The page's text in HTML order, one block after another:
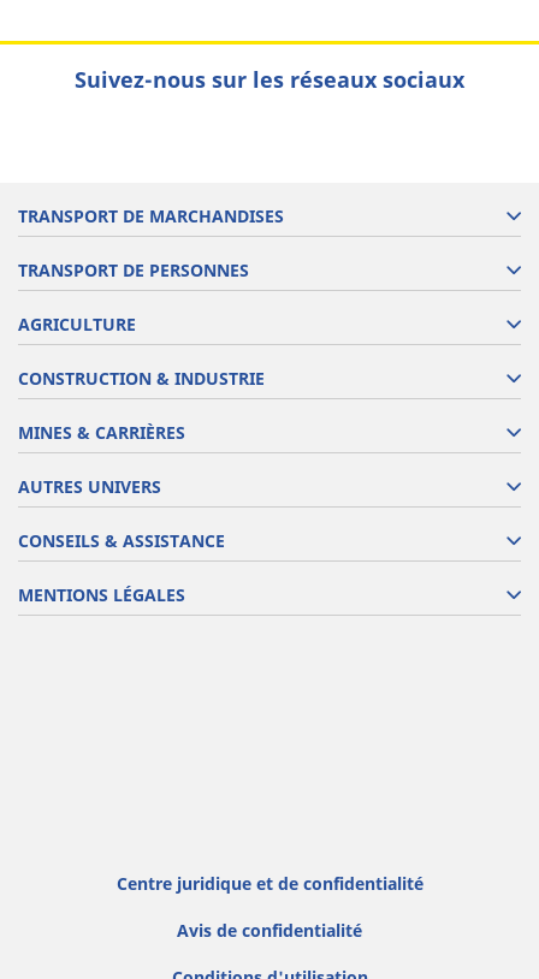
Suivez-nous sur les réseaux sociaux
TRANSPORT DE MARCHANDISES
TRANSPORT DE PERSONNES
AGRICULTURE
CONSTRUCTION & INDUSTRIE
MINES & CARRIÈRES
AUTRES UNIVERS
CONSEILS & ASSISTANCE
MENTIONS LÉGALES
Centre juridique et de confidentialité
Avis de confidentialité